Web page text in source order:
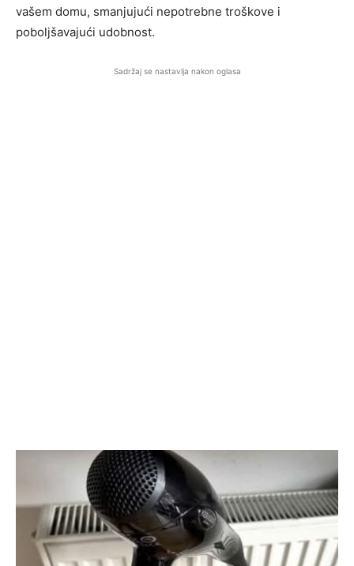
vašem domu, smanjujući nepotrebne troškove i
poboljšavajući udobnost.
Sadržaj se nastavlja nakon oglasa